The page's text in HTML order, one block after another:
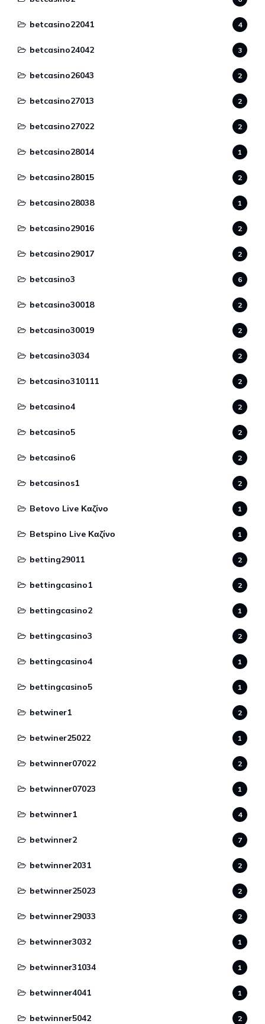
betcasino22041 4
betcasino24042 3
betcasino26043 2
betcasino27013 2
betcasino27022 2
betcasino28014 1
betcasino28015 2
betcasino28038 1
betcasino29016 2
betcasino29017 2
betcasino3 6
betcasino30018 2
betcasino30019 2
betcasino3034 2
betcasino310111 2
betcasino4 2
betcasino5 2
betcasino6 2
betcasinos1 2
Betovo Live Καζίνο 1
Betspino Live Καζίνο 1
betting29011 2
bettingcasino1 2
bettingcasino2 1
bettingcasino3 2
bettingcasino4 1
bettingcasino5 1
betwiner1 2
betwiner25022 1
betwinner07022 2
betwinner07023 1
betwinner1 4
betwinner2 7
betwinner2031 2
betwinner25023 2
betwinner29033 2
betwinner3032 1
betwinner31034 1
betwinner4041 1
betwinner5042 2